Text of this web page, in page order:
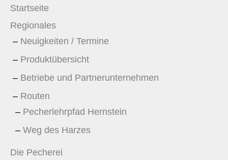
Startseite
Regionales
Neuigkeiten / Termine
Produktübersicht
Betriebe und Partnerunternehmen
Routen
Pecherlehrpfad Hernstein
Weg des Harzes
Die Pecherei